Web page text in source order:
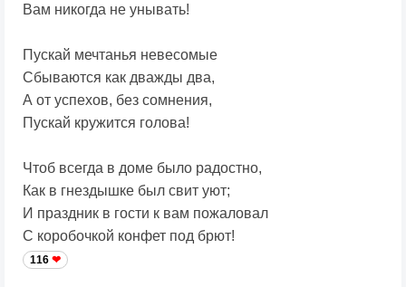
Вам никогда не унывать!
Пускай мечтанья невесомые
Сбываются как дважды два,
А от успехов, без сомнения,
Пускай кружится голова!
Чтоб всегда в доме было радостно,
Как в гнездышке был свит уют;
И праздник в гости к вам пожаловал
С коробочкой конфет под брют!
116